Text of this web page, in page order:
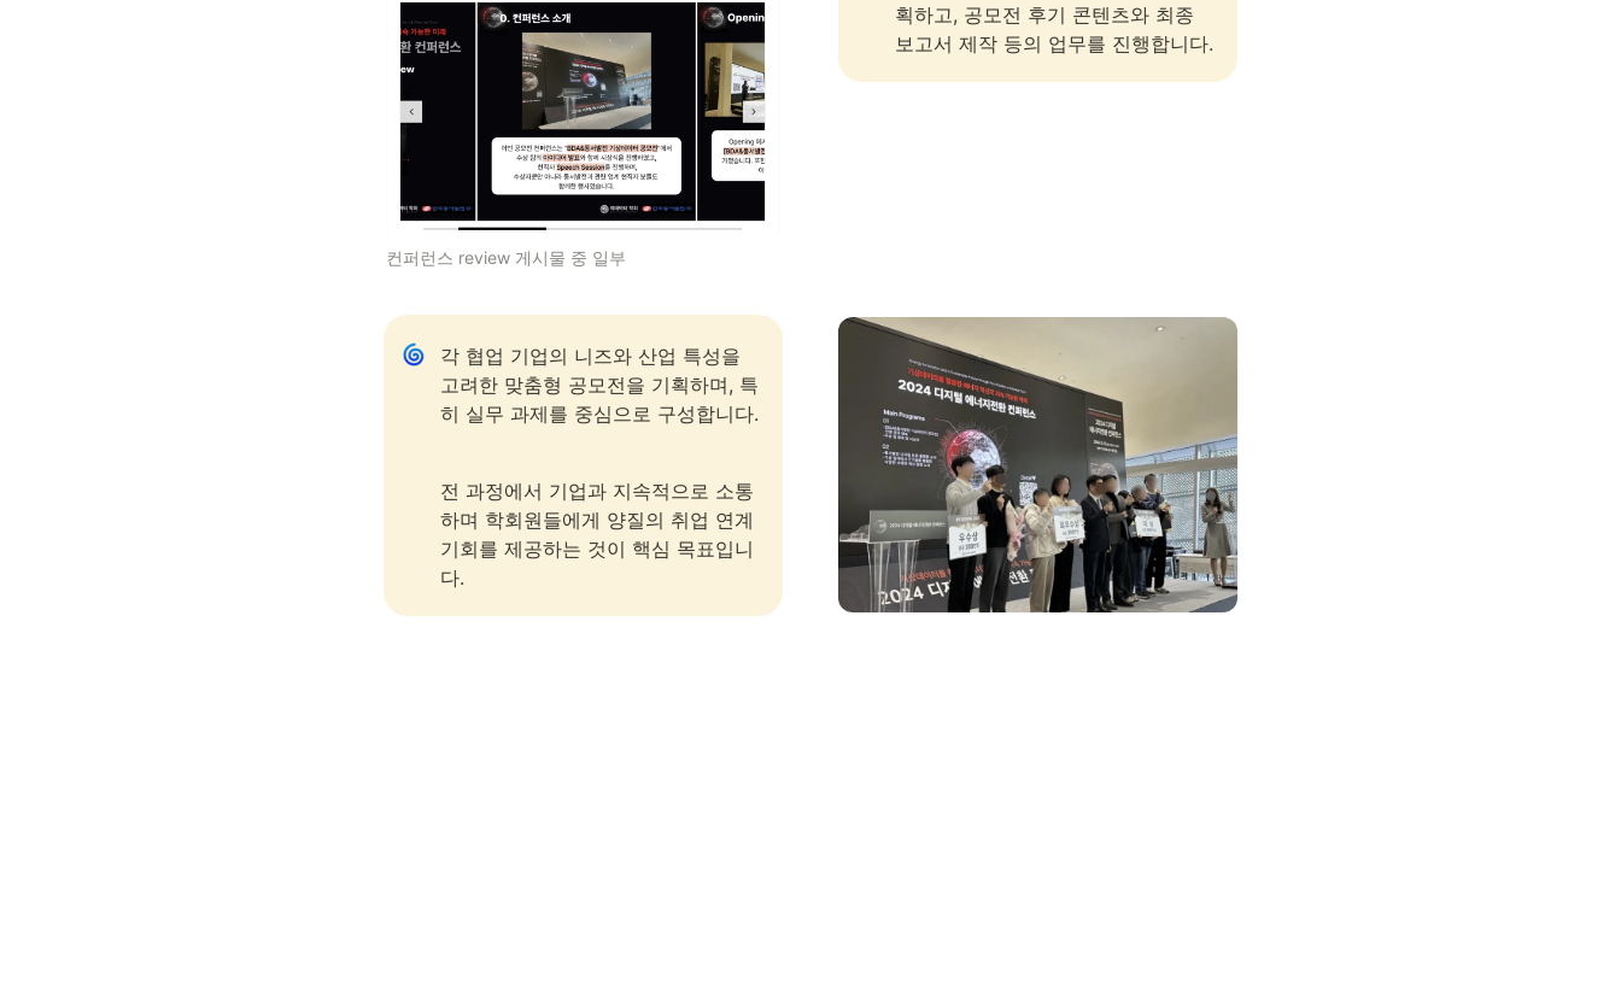
컨퍼런스 review 게시물 중 일부
획하고, 공모전 후기 콘텐츠와 최종
각 협업 기업의 니즈와 산업 특성을
고려한 맞춤형 공모전을 기획하며, 특
히 실무 과제를 중심으로 구성합니다.
전 과정에서 기업과 지속적으로 소통
하며 학회원들에게 양질의 취업 연계
기회를 제공하는 것이 핵심 목표입니
다.